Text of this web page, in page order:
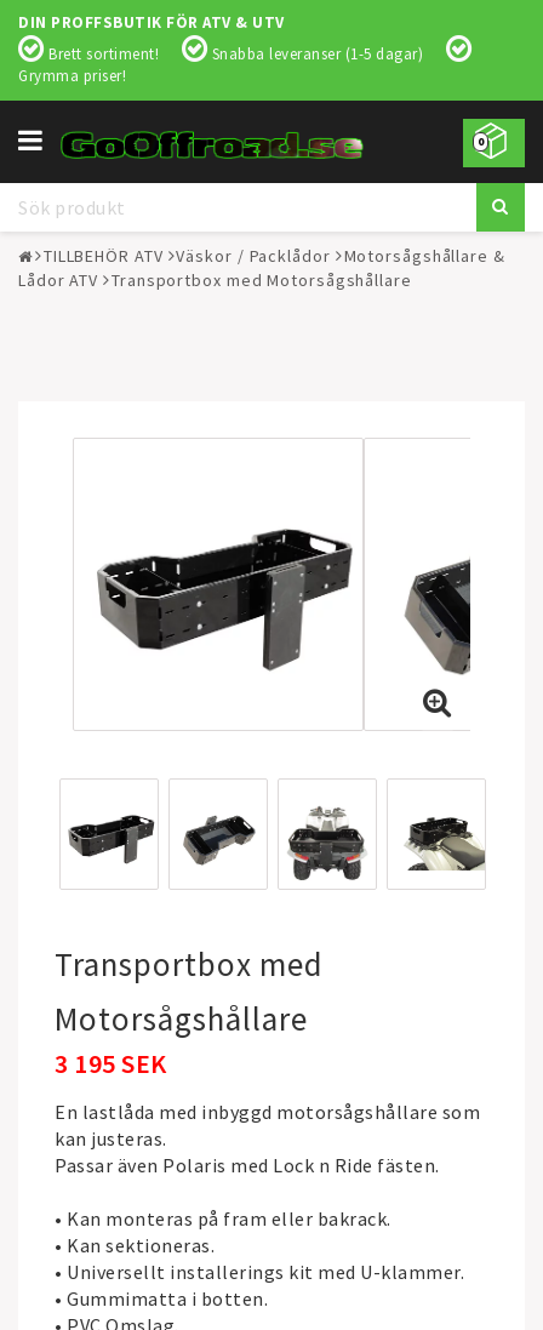
DIN PROFFSBUTIK FÖR ATV & UTV
Brett sortiment!
Snabba leveranser (1-5 dagar)
Grymma priser!
0
Toggle
navigation
TILLBEHÖR ATV Väskor / Packlådor
Motorsågshållare &
Lådor ATV
Transportbox med Motorsågshållare
Transportbox med
Motorsågshållare
3 195 SEK
En lastlåda med inbyggd motorsågshållare som
kan justeras.
Passar även Polaris med Lock n Ride fästen.
• Kan monteras på fram eller bakrack.
• Kan sektioneras.
• Universellt installerings kit med U-klammer.
• Gummimatta i botten.
• PVC Omslag.